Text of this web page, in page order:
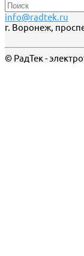
info@radtek.ru
г. Воронеж,
© РадТек -